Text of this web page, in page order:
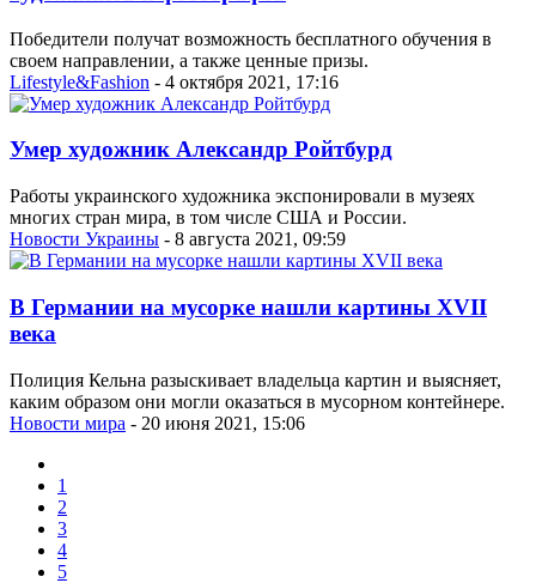
Победители получат возможность бесплатного обучения в
своем направлении, а также ценные призы.
Lifestyle&Fashion - 4 октября 2021, 17:16
Умер художник Александр Ройтбурд
Работы украинского художника экспонировали в музеях
многих стран мира, в том числе США и России.
Новости Украины - 8 августа 2021, 09:59
В Германии на мусорке нашли картины XVII
века
Полиция Кельна разыскивает владельца картин и выясняет,
каким образом они могли оказаться в мусорном контейнере.
Новости мира - 20 июня 2021, 15:06
1
2
3
4
5